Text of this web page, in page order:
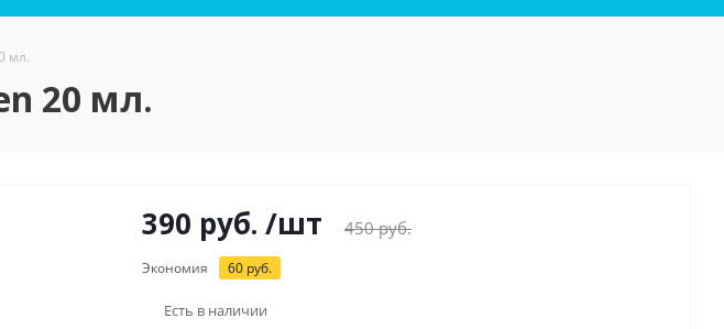
мл.
20 мл.
390 руб. /шт 450руб.
Экономия 60 руб.
Есть в наличии